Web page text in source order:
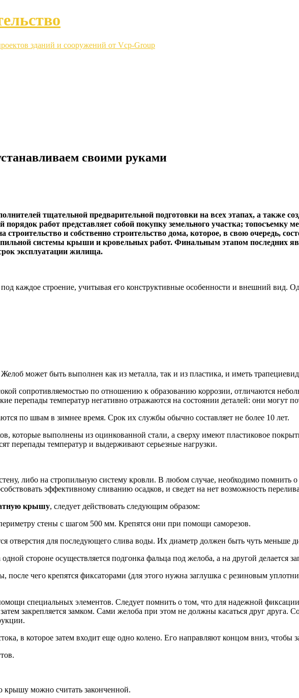
зданий и сооружений от Vcp-Group
своими руками
тщательной предварительной подготовки на всех этапах, а также
работ представляет собой покупку земельного участка; топосъемку
и собственно строительство дома, которое, в свою очередь,
системы крыши и кровельных работ. Финальным этапом последних
эксплуатации жилища.
каждое строение, учитывая его конструктивные особенности и внешний вид.
может быть выполнен как из металла, так и из пластика, и иметь
сопротивляемостью по отношению к образованию коррозии, отличаются
перепады температур негативно отражаются на состоянии деталей: они могут
по швам в зимнее время. Срок их службы обычно составляет не более 10 лет.
которые выполнены из оцинкованной стали, а сверху имеют пластиковое
перепады температур и выдерживают серьезные нагрузки.
либо на стропильную систему кровли. В любом случае, необходимо
эффективному сливанию осадков, и сведет на нет возможность
крышу, следует действовать следующим образом:
стены с шагом 500 мм. Крепятся они при помощи саморезов.
для последующего слива воды. Их диаметр должен быть чуть меньше
стороне осуществляется подгонка фальца под желоба, а на другой делается
чего крепятся фиксаторами (для этого нужна заглушка с резиновым
специальных элементов. Следует помнить о том, что для надежной фиксации
закрепляется замком. Сами желоба при этом не должны касаться друг
в которое затем входит еще одно колено. Его направляют концом вниз, чтобы
крышу можно считать законченной.